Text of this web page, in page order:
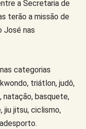
a Secretaria de
terão a missão de
José nas
categorias
triátlon, judô,
basquete,
jiu jitsu, ciclismo,